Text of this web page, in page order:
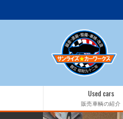
Used cars
販売車輌の紹介